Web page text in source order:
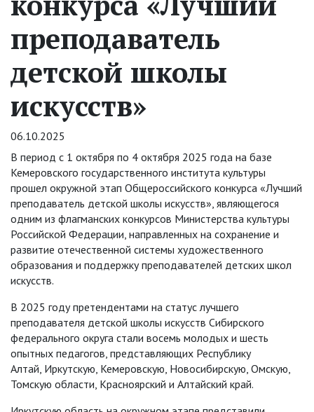
преподаватель
детской школы
искусств»
06.10.2025
В период с 1 октября по 4 октября 2025 года на базе
Кемеровского государственного института культуры
прошел окружной этап Общероссийского конкурса «Лучший
преподаватель детской школы искусств», являющегося
одним из флагманских конкурсов Министерства культуры
Российской Федерации, направленных на сохранение и
развитие отечественной системы художественного
образования и поддержку преподавателей детских школ
искусств.
В 2025 году претендентами на статус лучшего
преподавателя детской школы искусств Сибирского
федерального округа стали восемь молодых и шесть
опытных педагогов, представляющих Республику
Алтай, Иркутскую, Кемеровскую, Новосибирскую, Омскую,
Томскую области, Красноярский и Алтайский край.